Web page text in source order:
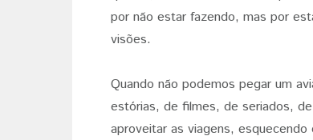
por não estar fazendo, mas por
visões.
Quando não podemos pegar um
estórias, de filmes, de seriados,
aproveitar as viagens,